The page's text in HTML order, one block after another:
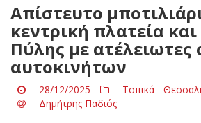
Απίστευτο
κεντρική πλατεία
Πύλης με ατέλειωτες
αυτοκινήτων
28/12/2025
Τοπικά -
Δημήτρης Παδιός